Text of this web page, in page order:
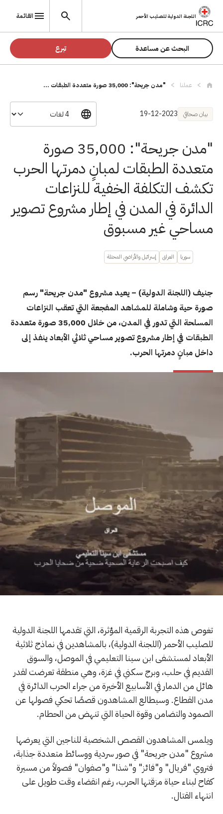
تجاوز إلى المحتوى الرئيسي
اللجنة الدولية للصليب الأحمر القائمة
البحث عن مساعدة تبرع
عملنا "مدن جريحة": 35,000 صورة متعددة الطبقات ...
بيان صحافي 19-12-2023
"مدن جريحة": 35,000 صورة
متعددة الطبقات لمبانٍ دمرتها الحرب
تكشف التكلفة الخفية للنزاعات
الدائرة في المدن في إطار مشروع تصوير
مساحي غير مسبوق
سوريا العراق إسرائيل والأراضي المحتلة
جنيف (اللجنة الدولية) – يعيد مشروع "مدن جريحة" رسم
صورة حية وشاملة للمشاهد المفجعة التي تعقب النزاعات
المسلحة التي تدور في المدن، من خلال 35,000 صورة متعددة
الطبقات في إطار مشروع تصوير مساحي ثلاثي الأبعاد ينفذ إلى
داخل مبانٍ دمرتها الحرب.
تغوص هذه التجربة الرقمية المؤثرة، التي تقدمها اللجنة الدولية
للصليب الأحمر (اللجنة الدولية)، بالمشاهدين في نماذج ثلاثية
الأبعاد لمستشفى ابن سينا التعليمي في الموصل، والسوق
القديم في حلب، وبرج سكني في غزة، وهي منطقة تعرضت لقدر
هائل من الدمار في الأسابيع الأخيرة من جراء الحرب الدائرة في
مدن القطاع. وسيطالع المشاهدون قصصًا تحكي فصولها عن
الصمود والتضامن وقوة الحياة التي تنهض من الحطام.
ويلمس المشاهدون القصص الشخصية للناجين التي يعرضها
مشروع "مدن جريحة" في صور سردية ووسائط متعددة جذابة،
فتروي "فريال" و"فائز" و"شذا" و"صفوان" فصولاً من مسيرة
كفاح لبناء حياة مزقتها الحرب، رغم انقضاء وقت طويل على
انتهاء القتال.